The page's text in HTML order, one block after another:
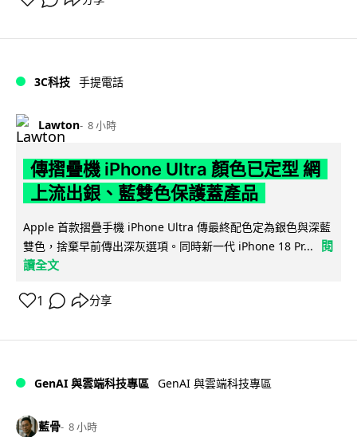
3C科技 手提電話
Lawton 8 小時
傳摺疊機 iPhone Ultra 顏色已定型 網
上流出銀、藍雙色保護蓋產品
Apple 首款摺疊手機 iPhone Ultra 傳最終配色定為銀色與深藍
雙色，捨棄早前傳出深灰選項。同時新一代 iPhone 18 Pr...
閱
讀全文
1 分享
GenAI 與雲端科技專區 GenAI 與雲端科技專區
藍骨 8 小時